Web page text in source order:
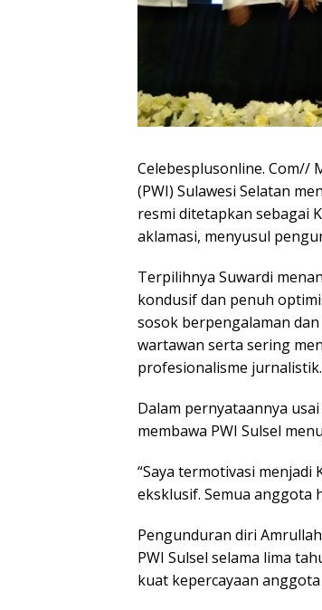
Celebesplusonline. Com//
(PWI) Sulawesi Selatan
resmi ditetapkan sebagai
aklamasi, menyusul
Terpilihnya Suwardi
kondusif dan penuh
sosok berpengalaman
wartawan serta sering
profesionalisme jurnalistik.
Dalam pernyataannya
membawa PWI Sulsel
“Saya termotivasi
eksklusif. Semua anggota
Pengunduran diri
PWI Sulsel selama lima
kuat kepercayaan